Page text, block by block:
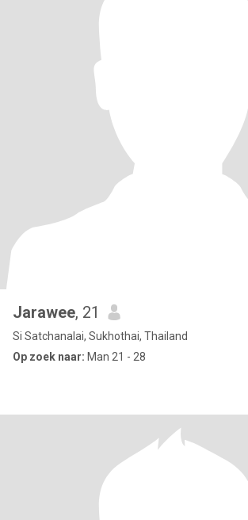
Jarawee, 21
Si Satchanalai, Sukhothai, Thailand
Op zoek naar: Man 21 - 28